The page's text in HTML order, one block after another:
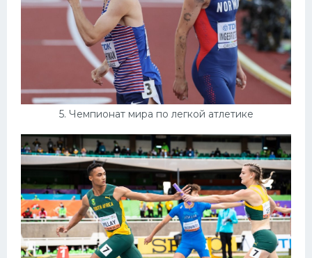
5. Чемпионат мира по легкой атлетике